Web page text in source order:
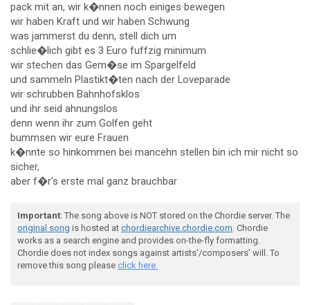
pack mit an, wir k�nnen noch einiges bewegen
wir haben Kraft und wir haben Schwung
was jammerst du denn, stell dich um
schlie�lich gibt es 3 Euro fuffzig minimum
wir stechen das Gem�se im Spargelfeld
und sammeln Plastikt�ten nach der Loveparade
wir schrubben Bahnhofsklos
und ihr seid ahnungslos
denn wenn ihr zum Golfen geht
bummsen wir eure Frauen
k�nnte so hinkommen bei mancehn stellen bin ich mir nicht so
sicher,
aber f�r's erste mal ganz brauchbar
Important: The song above is NOT stored on the Chordie server. The
original song is hosted at chordiearchive.chordie.com. Chordie
works as a search engine and provides on-the-fly formatting.
Chordie does not index songs against artists'/composers' will. To
remove this song please click here.